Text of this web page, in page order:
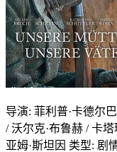
导演: 菲利普·卡德尔
/ 沃尔克·布鲁赫 / 卡
亚姆·斯坦因 类型: 剧